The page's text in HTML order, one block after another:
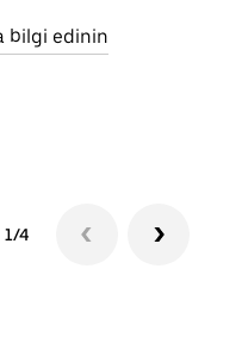
bilgi edinin
1/4